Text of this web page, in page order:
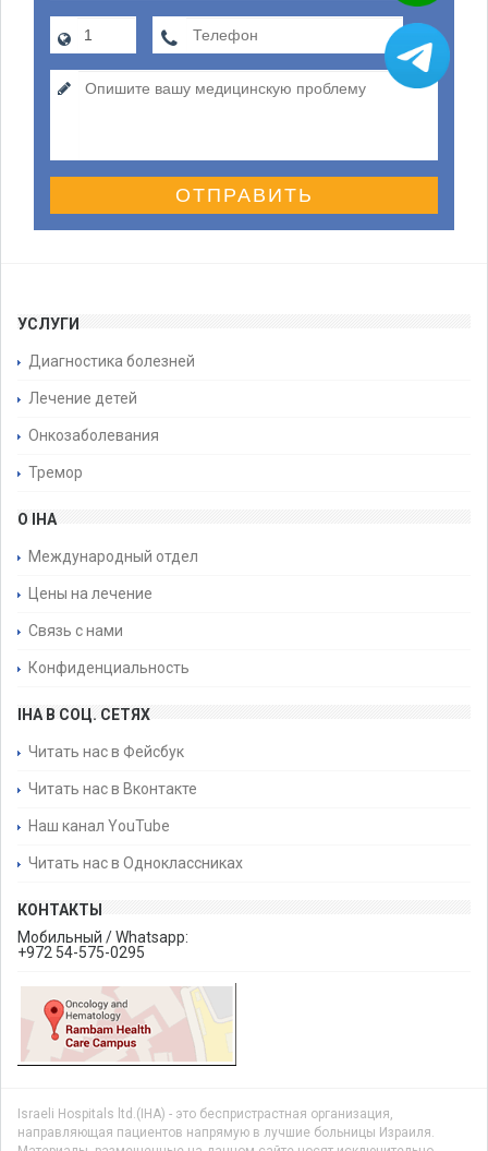
ОТПРАВИТЬ
УСЛУГИ
Диагностика болезней
Лечение детей
Онкозаболевания
Тремор
О IHA
Международный отдел
Цены на лечение
Связь с нами
Конфиденциальность
IHA В СОЦ. СЕТЯХ
Читать нас в Фейсбук
Читать нас в Вконтакте
Наш канал YouTube
Читать нас в Одноклассниках
КОНТАКТЫ
Мобильный / Whatsapp:
+972 54-575-0295
Israeli Hospitals ltd.(IHA) - это беспристрастная организация,
направляющая пациентов напрямую в лучшие больницы Израиля.